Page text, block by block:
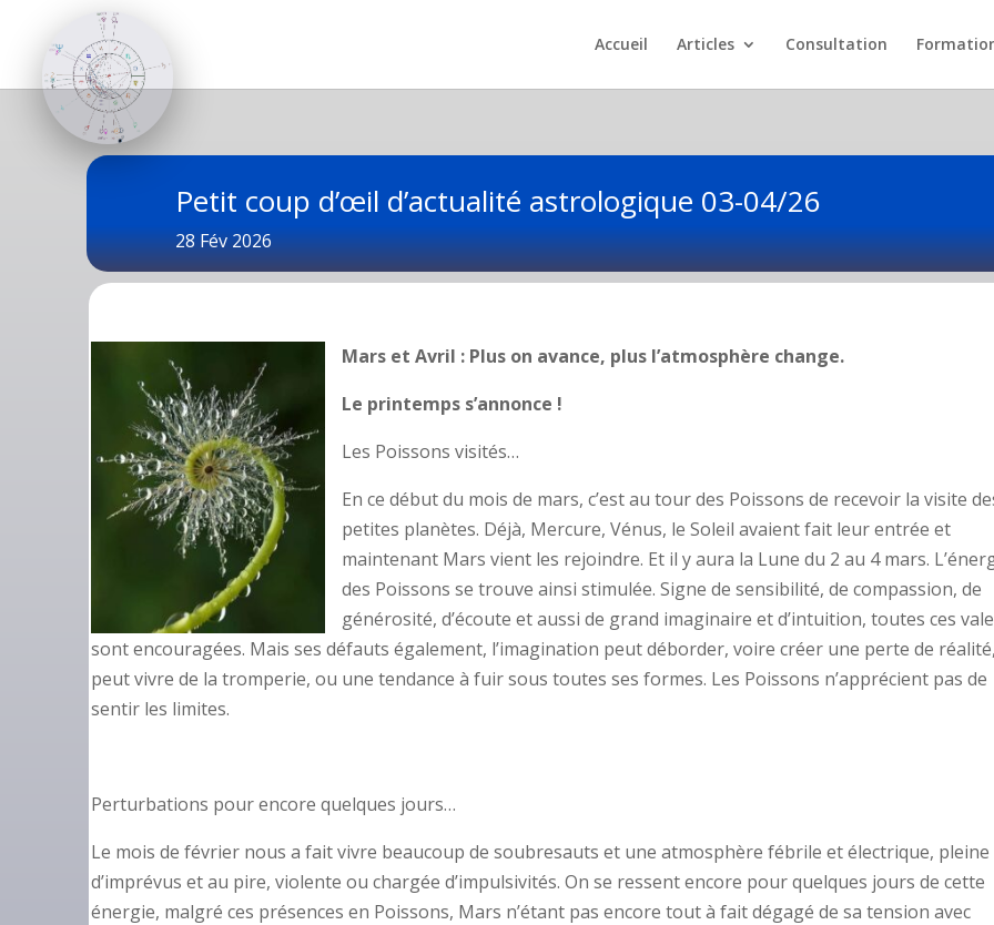
Accueil Articles Consultation
Petit coup d’œil d’actualité astrologique 03-04/26
28 Fév 2026
Mars et Avril : Plus on avance, plus l’atmosphère change.
Le printemps s’annonce !
Les Poissons visités…
En ce début du mois de mars, c’est au tour des Poissons de recevoir la visite
petites planètes. Déjà, Mercure, Vénus, le Soleil avaient fait leur entrée et
maintenant Mars vient les rejoindre. Et il y aura la Lune du 2 au 4 mars.
des Poissons se trouve ainsi stimulée. Signe de sensibilité, de compassion, de
générosité, d’écoute et aussi de grand imaginaire et d’intuition, toutes ces
sont encouragées. Mais ses défauts également, l’imagination peut déborder, voire créer une perte de
peut vivre de la tromperie, ou une tendance à fuir sous toutes ses formes. Les Poissons n’apprécient pas de
sentir les limites.
Perturbations pour encore quelques jours…
Le mois de février nous a fait vivre beaucoup de soubresauts et une atmosphère fébrile et électrique, pleine
d’imprévus et au pire, violente ou chargée d’impulsivités. On se ressent encore pour quelques jours de cette
énergie, malgré ces présences en Poissons, Mars n’étant pas encore tout à fait dégagé de sa tension avec